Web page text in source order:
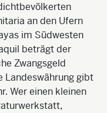
an den Ufern
im Südwesten
beträgt der
Zwangsgeld
Landeswährung gibt
Wer einen kleinen